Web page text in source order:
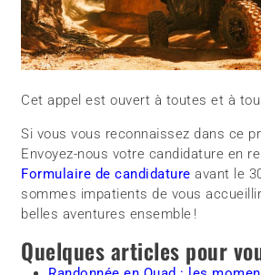
Cet appel est ouvert à toutes et à
Si vous vous reconnaissez dans ce
Envoyez-nous votre candidature en
Formulaire de candidature avant le
sommes impatients de vous
belles aventures ensemble !
Quelques articles pour